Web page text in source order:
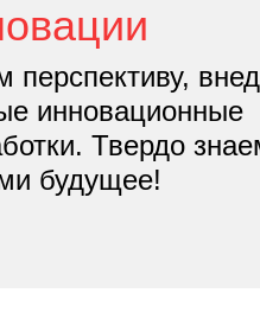
перспективу,
иннова­ционные
Твердо
будущее!